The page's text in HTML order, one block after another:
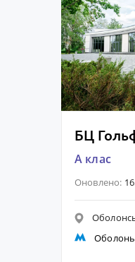
БЦ
A клас
Оновлено:
Оболонь